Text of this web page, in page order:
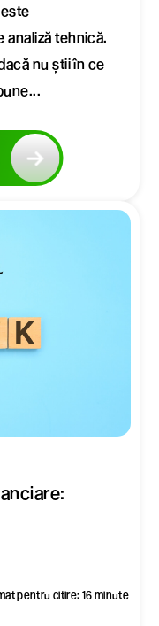
tehnică.
nu știi în ce
pentru citire: 16 minute